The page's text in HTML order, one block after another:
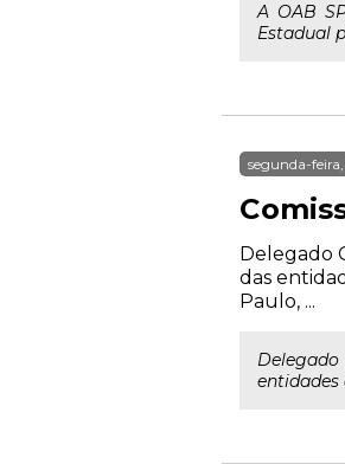
A OAB
Estadual
segunda-
Delegado
das
Paulo, ...
entidades